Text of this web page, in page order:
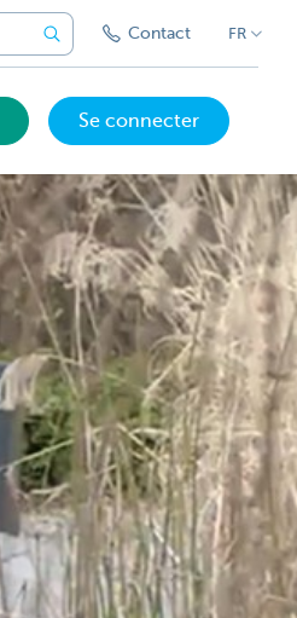
Contact FR
Se connecter